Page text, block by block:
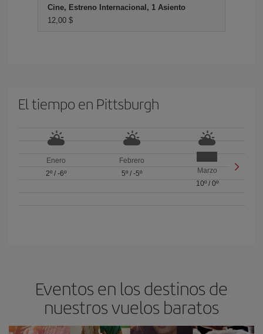
Cine, Estreno Internacional, 1 Asiento
12,00 $
El tiempo en Pittsburgh
Enero
2º/ -6º
Febrero
5º/ -5º
Marzo
10º/ 0º
Eventos en los destinos de
nuestros vuelos baratos